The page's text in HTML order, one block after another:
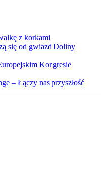
z korkami
się od gwiazd Doliny
Kongresie
– Łączy nas przyszłość